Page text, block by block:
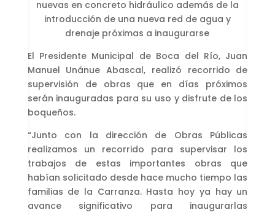
nuevas en concreto hidráulico además de la
introducción de una nueva red de agua y
drenaje próximas a inaugurarse
El Presidente Municipal de Boca del Río, Juan
Manuel Unánue Abascal, realizó recorrido de
supervisión de obras que en días próximos
serán inauguradas para su uso y disfrute de los
boqueños.
“Junto con la dirección de Obras Públicas
realizamos un recorrido para supervisar los
trabajos de estas importantes obras que
habían solicitado desde hace mucho tiempo las
familias de la Carranza. Hasta hoy ya hay un
avance significativo para inaugurarlas